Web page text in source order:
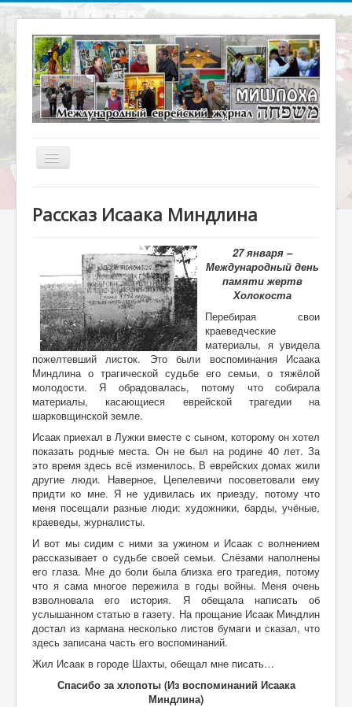
Включить/
выключить
О журнале
Библиотека
Наше кино
Архивариус
Актуальное интервью
Воспоминания
Дети войны вспоминают
Имя
Ищу родных
Литературная гостиная
Ликбез Мишпохи
Чтобы это никогда не повторилось!
Память
Почта Мишпохи
Родословная
Редакционный подвальчик
Мартиролог
Кухня Мишпохи
Рассказ Исаака Миндлина
27 января –
Международный день
памяти жертв
Холокоста
Перебирая свои
краеведческие
материалы, я увидела
пожелтевший листок. Это были воспоминания Исаака
Миндлина о трагической судьбе его семьи, о тяжёлой
молодости. Я обрадовалась, потому что собирала
материалы, касающиеся еврейской трагедии на
шарковщинской земле.
Исаак приехал в Лужки вместе с сыном, которому он хотел
показать родные места. Он не был на родине 40 лет. За
это время здесь всё изменилось. В еврейских домах жили
другие люди. Наверное, Цепелевичи посоветовали ему
придти ко мне. Я не удивилась их приезду, потому что
меня посещали разные люди: художники, барды, учёные,
краеведы, журналисты.
И вот мы сидим с ними за ужином и Исаак с волнением
рассказывает о судьбе своей семьи. Слёзами наполнены
его глаза. Мне до боли была близка его трагедия, потому
что я сама многое пережила в годы войны. Меня очень
взволновала его история. Я обещала написать об
услышанном статью в газету. На прощание Исаак Миндлин
достал из кармана несколько листов бумаги и сказал, что
здесь записана часть его воспоминаний.
Жил Исаак в городе Шахты, обещал мне писать…
Спасибо за хлопоты (Из воспоминаний Исаака
Миндлина)